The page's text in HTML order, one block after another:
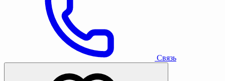
Связь